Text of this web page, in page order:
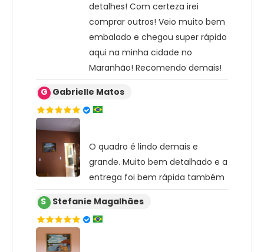
detalhes! Com certeza irei
comprar outros! Veio muito bem
embalado e chegou super rápido
aqui na minha cidade no
Maranhão! Recomendo demais!
G Gabrielle Matos
O quadro é lindo demais e
grande. Muito bem detalhado e a
entrega foi bem rápida também
S Stefanie Magalhães